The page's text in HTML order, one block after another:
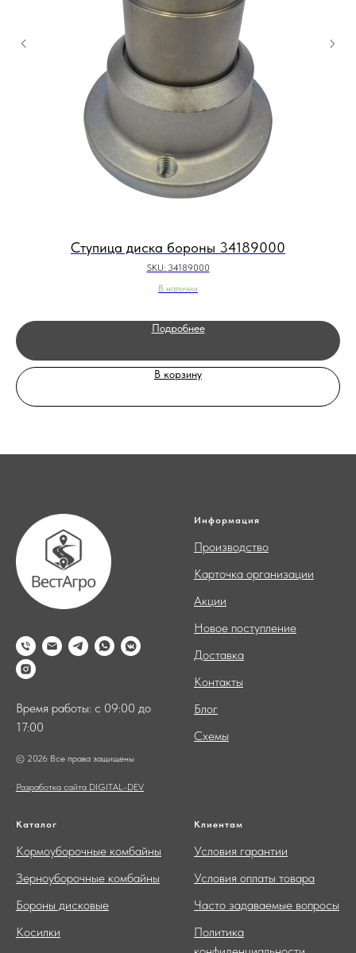
Ступица диска бороны 34189000
SKU: 34189000
В наличии
Подробнее
В корзину
Время работы: с 09:00 до
17:00
© 2026 Все права защищены
Разработка сайта DIGITAL-DEV
Информация
Производство
Карточка организации
Акции
Новое поступление
Доставка
Контакты
Блог
Схемы
Каталог
Кормоуборочные комбайны
Зерноуборочные комбайны
Бороны дисковые
Косилки
Клиентам
Условия гарантии
Условия оплаты товара
Часто задаваемые вопросы
Политика